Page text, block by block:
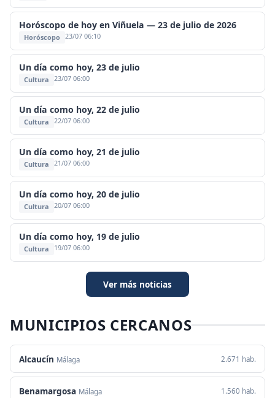
Horóscopo de hoy en Viñuela — 23 de julio de 2026
Horóscopo 23/07 06:10
Un día como hoy, 23 de julio
Cultura 23/07 06:00
Un día como hoy, 22 de julio
Cultura 22/07 06:00
Un día como hoy, 21 de julio
Cultura 21/07 06:00
Un día como hoy, 20 de julio
Cultura 20/07 06:00
Un día como hoy, 19 de julio
Cultura 19/07 06:00
Ver más noticias
MUNICIPIOS CERCANOS
Alcaucín Málaga 2.671 hab.
Benamargosa Málaga 1.560 hab.